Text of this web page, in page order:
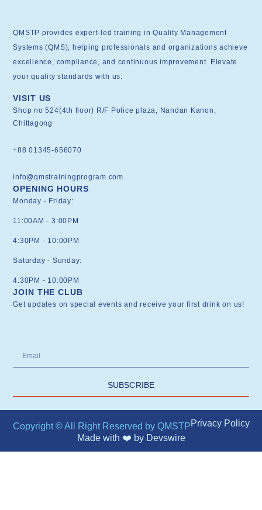
QMSTP provides expert-led training in Quality Management
Systems (QMS), helping professionals and organizations achieve
excellence, compliance, and continuous improvement. Elevate
your quality standards with us.
VISIT US
Shop no 524(4th floor) R/F Police plaza, Nandan Kanon,
Chittagong
+88 01345-656070
info@qmstrainingprogram.com
OPENING HOURS
Monday - Friday:
11:00AM - 3:00PM
4:30PM - 10:00PM
Saturday - Sunday:
4:30PM - 10:00PM
JOIN THE CLUB
Get updates on special events and receive your first drink on us!
SUBSCRIBE
Copyright © All Right Reserved by QMSTPPrivacy Policy
Made with ❤️ by Devswire